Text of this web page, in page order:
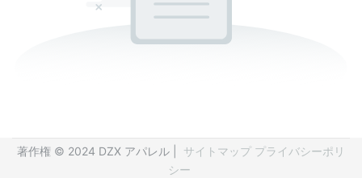
著作権 © 2024 DZX アパレル | サイトマップ プライバシーポリ
シー